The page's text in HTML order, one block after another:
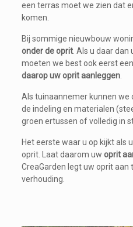
een terras moet we zien dat
komen.
Bij sommige nieuwbouw
onder de oprit. Als u daar dan
moeten we best ook eerst een
daarop uw oprit aanleggen.
Als tuinaannemer kunnen we
de indeling en materialen
groen ertussen of volledig in
Het eerste waar u op kijkt als
oprit. Laat daarom uw oprit
CreaGarden legt uw oprit
verhouding.